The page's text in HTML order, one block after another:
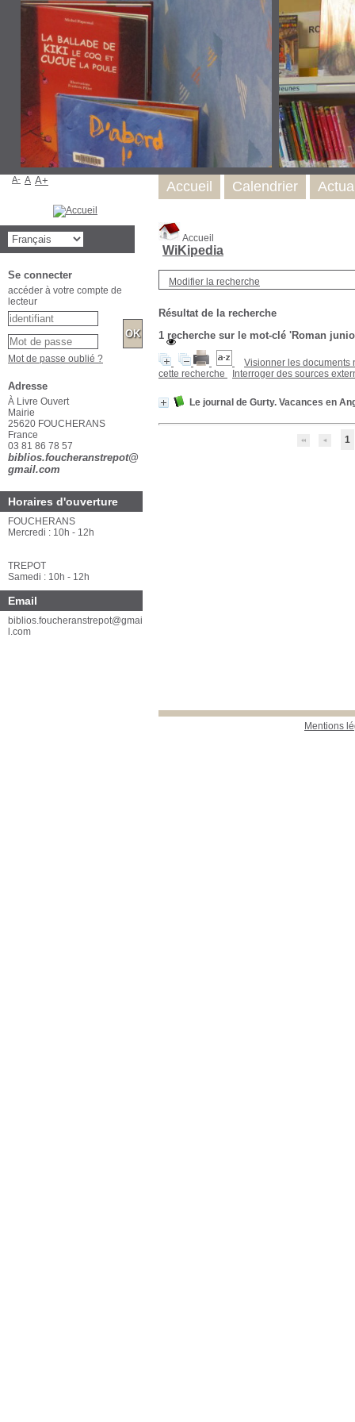
Accueil
WiKipedia
Modifier la recherche
Résultat de la recherche
1 recherche sur le mot-clé 'Roman
Visionner les documents
cette recherche
Interroger des sources
Le journal de Gurty. Vacances en
1
Mentions
Accueil Calendrier
A- A A+
Se connecter
accéder à votre compte de
lecteur
Mot de passe oublié ?
Adresse
À Livre Ouvert
Mairie
25620 FOUCHERANS
France
03 81 86 78 57
biblios.foucheranstrepot@
gmail.com
Horaires d'ouverture
FOUCHERANS
Mercredi : 10h - 12h
TREPOT
Samedi : 10h - 12h
Email
biblios.foucheranstrepot@gmai
l.com